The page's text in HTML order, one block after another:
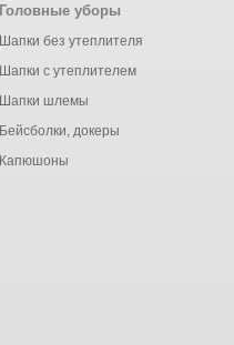
Головные уборы
Шапки без утеплителя
Шапки с утеплителем
Шапки шлемы
Бейсболки, докеры
Капюшоны